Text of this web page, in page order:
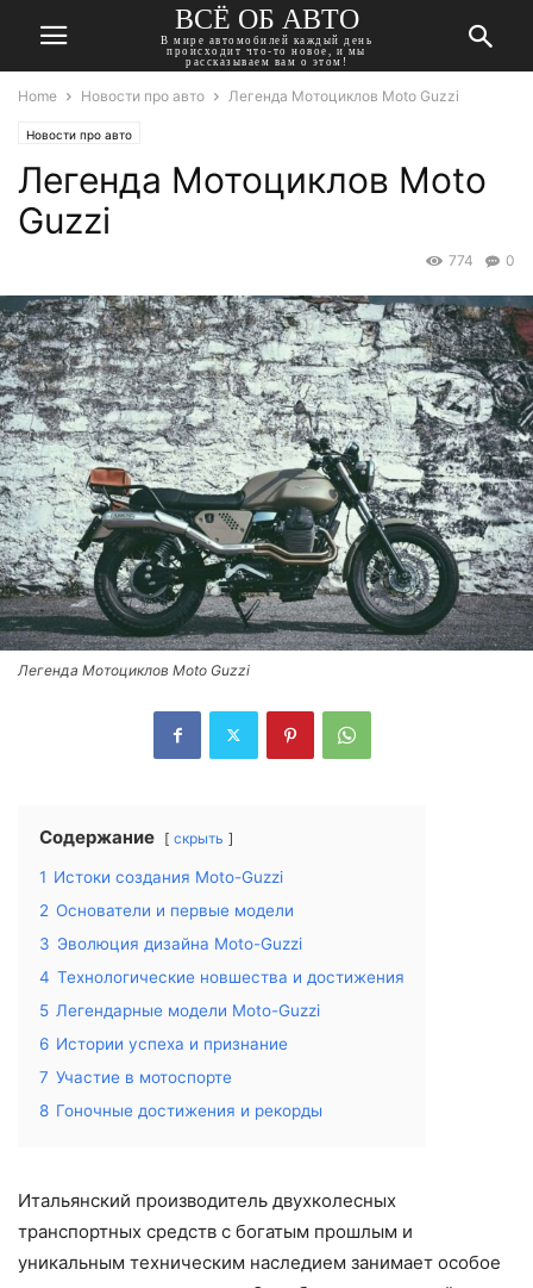
ВСЁ ОБ АВТО
В мире автомобилей каждый день
происходит что-то новое, и мы
рассказываем вам о этом!
Home Новости про авто Легенда Мотоциклов Moto Guzzi
Новости про авто
Легенда Мотоциклов Moto
Guzzi
0
774
Легенда Мотоциклов Moto Guzzi
Содержание скрыть
1 Истоки создания Moto-Guzzi
2 Основатели и первые модели
3 Эволюция дизайна Moto-Guzzi
4 Технологические новшества и достижения
5 Легендарные модели Moto-Guzzi
6 Истории успеха и признание
7 Участие в мотоспорте
8 Гоночные достижения и рекорды
Итальянский производитель двухколесных
транспортных средств с богатым прошлым и
уникальным техническим наследием занимает особое